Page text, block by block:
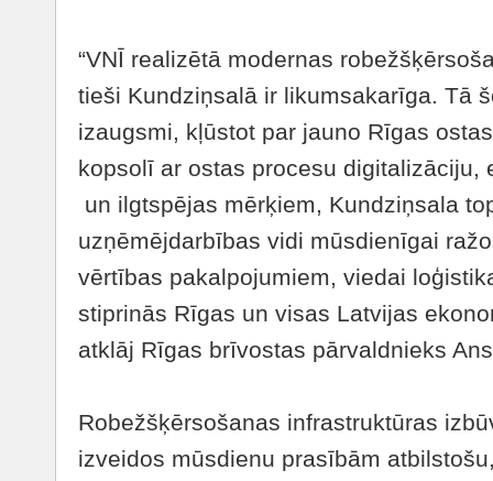
“VNĪ realizētā modernas
tieši Kundziņsalā ir likumsakarīga. Tā
izaugsmi, kļūstot par jauno Rīgas
kopsolī ar ostas procesu digitalizāciju,
un ilgtspējas mērķiem, Kundziņsala
uzņēmējdarbības vidi mūsdienīgai
vērtības pakalpojumiem, viedai
stiprinās Rīgas un visas Latvijas
atklāj Rīgas brīvostas pārvaldnieks
Robežšķērsošanas infrastruktūras
izveidos mūsdienu prasībām